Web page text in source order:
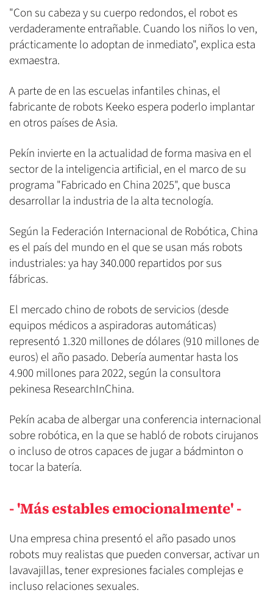
"Con su cabeza y su cuerpo redondos, el robot es
verdaderamente entrañable. Cuando los niños lo ven,
prácticamente lo adoptan de inmediato", explica esta
exmaestra.
A parte de en las escuelas infantiles chinas, el
fabricante de robots Keeko espera poderlo implantar
en otros países de Asia.
Pekín invierte en la actualidad de forma masiva en el
sector de la inteligencia artificial, en el marco de su
programa "Fabricado en China 2025", que busca
desarrollar la industria de la alta tecnología.
Según la Federación Internacional de Robótica, China
es el país del mundo en el que se usan más robots
industriales: ya hay 340.000 repartidos por sus
fábricas.
El mercado chino de robots de servicios (desde
equipos médicos a aspiradoras automáticas)
representó 1.320 millones de dólares (910 millones de
euros) el año pasado. Debería aumentar hasta los
4.900 millones para 2022, según la consultora
pekinesa ResearchInChina.
Pekín acaba de albergar una conferencia internacional
sobre robótica, en la que se habló de robots cirujanos
o incluso de otros capaces de jugar a bádminton o
tocar la batería.
- 'Más estables emocionalmente' -
Una empresa china presentó el año pasado unos
robots muy realistas que pueden conversar, activar un
lavavajillas, tener expresiones faciales complejas e
incluso relaciones sexuales.